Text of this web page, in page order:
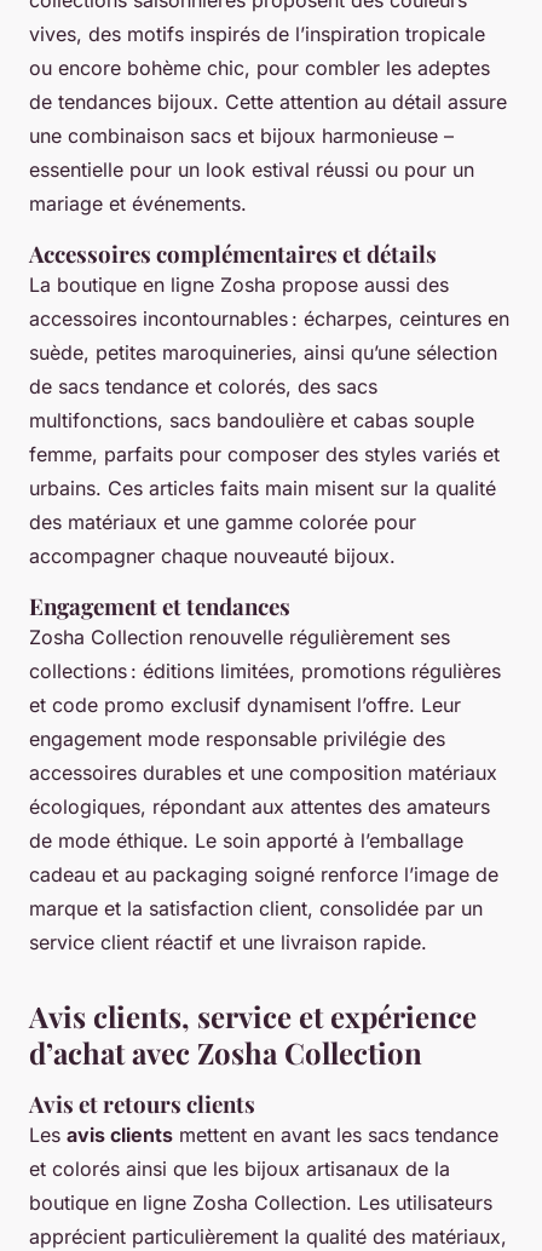
vives, des motifs inspirés de l’inspiration tropicale
ou encore bohème chic, pour combler les adeptes
de tendances bijoux. Cette attention au détail assure
une combinaison sacs et bijoux harmonieuse –
essentielle pour un look estival réussi ou pour un
mariage et événements.
Accessoires complémentaires et détails
La boutique en ligne Zosha propose aussi des
accessoires incontournables : écharpes, ceintures en
suède, petites maroquineries, ainsi qu’une sélection
de sacs tendance et colorés, des sacs
multifonctions, sacs bandoulière et cabas souple
femme, parfaits pour composer des styles variés et
urbains. Ces articles faits main misent sur la qualité
des matériaux et une gamme colorée pour
accompagner chaque nouveauté bijoux.
Engagement et tendances
Zosha Collection renouvelle régulièrement ses
collections : éditions limitées, promotions régulières
et code promo exclusif dynamisent l’offre. Leur
engagement mode responsable privilégie des
accessoires durables et une composition matériaux
écologiques, répondant aux attentes des amateurs
de mode éthique. Le soin apporté à l’emballage
cadeau et au packaging soigné renforce l’image de
marque et la satisfaction client, consolidée par un
service client réactif et une livraison rapide.
Avis clients, service et expérience
d’achat avec Zosha Collection
Avis et retours clients
Les avis clients mettent en avant les sacs tendance
et colorés ainsi que les bijoux artisanaux de la
boutique en ligne Zosha Collection. Les utilisateurs
apprécient particulièrement la qualité des matériaux,